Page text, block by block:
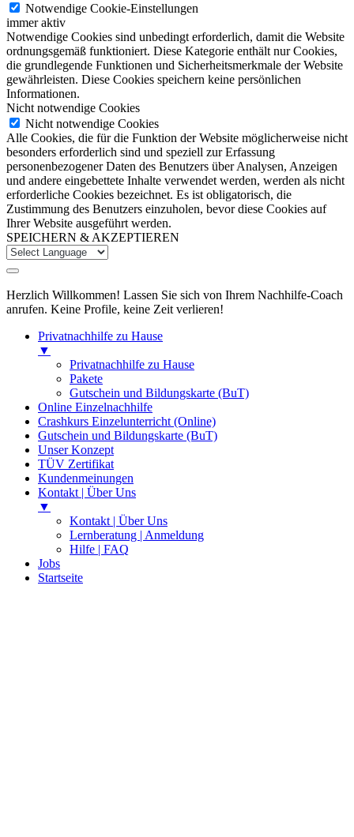
Notwendige Cookie-Einstellungen
immer aktiv
Notwendige Cookies sind unbedingt erforderlich, damit die Website
ordnungsgemäß funktioniert. Diese Kategorie enthält nur Cookies,
die grundlegende Funktionen und Sicherheitsmerkmale der Website
gewährleisten. Diese Cookies speichern keine persönlichen
Informationen.
Nicht notwendige Cookies
Nicht notwendige Cookies
Alle Cookies, die für die Funktion der Website möglicherweise nicht
besonders erforderlich sind und speziell zur Erfassung
personenbezogener Daten des Benutzers über Analysen, Anzeigen
und andere eingebettete Inhalte verwendet werden, werden als nicht
erforderliche Cookies bezeichnet. Es ist obligatorisch, die
Zustimmung des Benutzers einzuholen, bevor diese Cookies auf
Ihrer Website ausgeführt werden.
SPEICHERN & AKZEPTIEREN
Herzlich Willkommen! Lassen Sie sich von Ihrem Nachhilfe-Coach
anrufen. Keine Profile, keine Zeit verlieren!
Privatnachhilfe zu Hause
▼
Privatnachhilfe zu Hause
Pakete
Gutschein und Bildungskarte (BuT)
Online Einzelnachhilfe
Crashkurs Einzelunterricht (Online)
Gutschein und Bildungskarte (BuT)
Unser Konzept
TÜV Zertifikat
Kundenmeinungen
Kontakt | Über Uns
▼
Kontakt | Über Uns
Lernberatung | Anmeldung
Hilfe | FAQ
Jobs
Startseite